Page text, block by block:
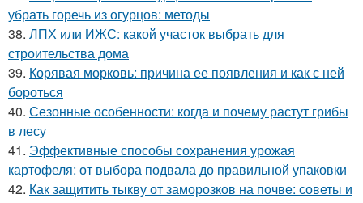
убрать горечь из огурцов: методы
38. ЛПХ или ИЖС: какой участок выбрать для
строительства дома
39. Корявая морковь: причина ее появления и как с ней
бороться
40. Сезонные особенности: когда и почему растут грибы
в лесу
41. Эффективные способы сохранения урожая
картофеля: от выбора подвала до правильной упаковки
42. Как защитить тыкву от заморозков на почве: советы и